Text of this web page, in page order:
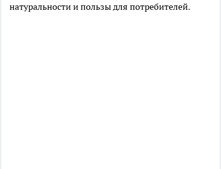
натуральности и пользы для потребителей.